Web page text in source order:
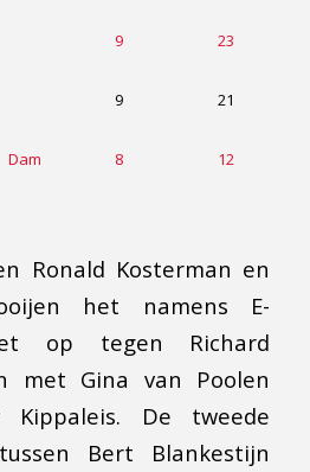
9 23
9 21
8 12
Ronald Kosterman en
het namens E-
op tegen Richard
met Gina van Poolen
Kippaleis. De tweede
Bert Blankestijn